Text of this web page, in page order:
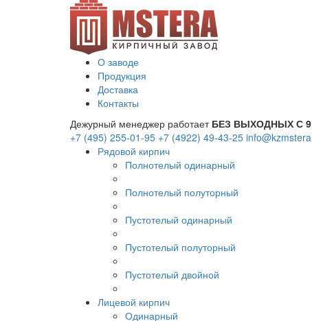
О заводе
Продукция
Доставка
Контакты
Дежурный менеджер работает БЕЗ ВЫХОДНЫХ С
+7 (495) 255-01-95 +7 (4922) 49-43-25
Рядовой кирпич
Полнотелый одинарный
Полнотелый полуторный
Пустотелый одинарный
Пустотелый полуторный
Пустотелый двойной
Лицевой кирпич
Одинарный